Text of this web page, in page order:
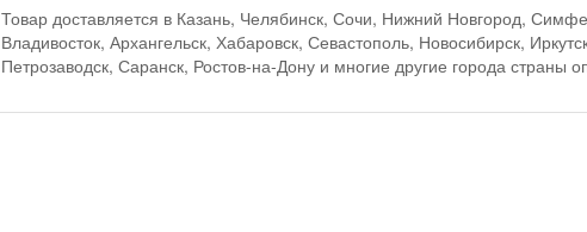
Товар доставляется в Казань, Челябинск, Сочи, Нижний Новгород,
Владивосток, Архангельск, Хабаровск, Севастополь, Новосибирск,
Петрозаводск, Саранск, Ростов-на-Дону и многие другие города страны